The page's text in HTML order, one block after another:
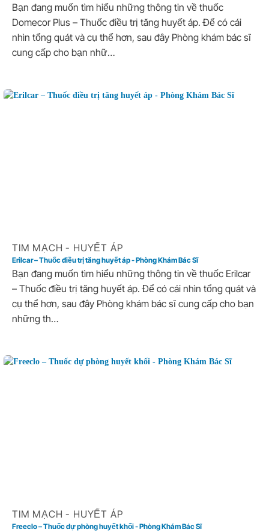
Bạn đang muốn tìm hiểu những thông tin về thuốc
Domecor Plus – Thuốc điều trị tăng huyết áp. Để có cái
nhìn tổng quát và cụ thể hơn, sau đây Phòng khám bác sĩ
cung cấp cho bạn nhữ…
TIM MẠCH - HUYẾT ÁP
Erilcar – Thuốc điều trị tăng huyết áp - Phòng Khám Bác Sĩ
Bạn đang muốn tìm hiểu những thông tin về thuốc Erilcar
– Thuốc điều trị tăng huyết áp. Để có cái nhìn tổng quát và
cụ thể hơn, sau đây Phòng khám bác sĩ cung cấp cho bạn
những th…
TIM MẠCH - HUYẾT ÁP
Freeclo – Thuốc dự phòng huyết khối - Phòng Khám Bác Sĩ